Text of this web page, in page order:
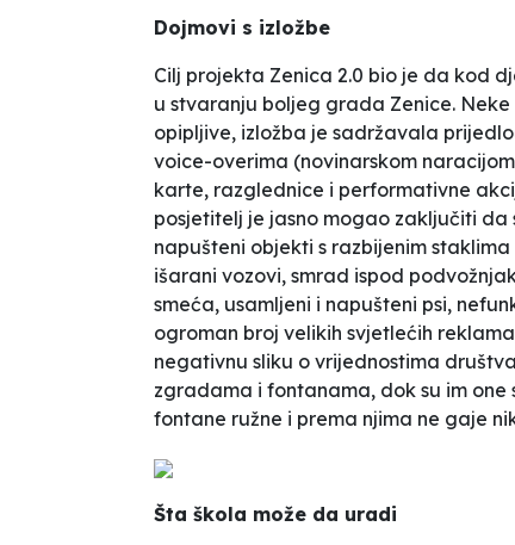
Dojmovi s izložbe
Cilj projekta Zenica 2.0 bio je da kod
u stvaranju boljeg grada Zenice.
opipljive, izložba je sadržavala
voice-overima (novinarskom
karte, razglednice i performativne
posjetitelj je jasno mogao zaključiti
napušteni objekti s razbijenim
išarani vozovi, smrad ispod
smeća, usamljeni i napušteni psi,
ogroman broj velikih svjetlećih
negativnu sliku o vrijednostima
zgradama i fontanama, dok su im
fontane ružne i prema njima ne gaje
Šta škola može da uradi